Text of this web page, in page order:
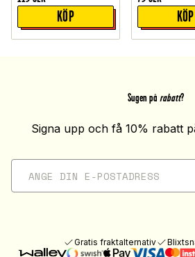
KÖP KÖP
Sugen på rabatt?
Signa upp och få 10% rabatt
Gratis fraktalternativ